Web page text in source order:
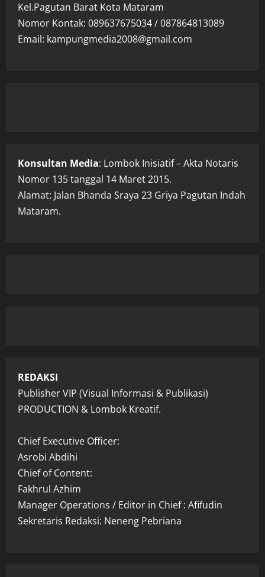
Kel.Pagutan Barat Kota Mataram
Nomor Kontak: 089637675034 / 087864813089
Email: kampungmedia2008@gmail.com
Konsultan Media: Lombok Inisiatif – Akta Notaris
Nomor 135 tanggal 14 Maret 2015.
Alamat: Jalan Bhanda Sraya 23 Griya Pagutan Indah
Mataram.
REDAKSI
Publisher VIP (Visual Informasi & Publikasi)
PRODUCTION & Lombok Kreatif.
Chief Executive Officer:
Asrobi Abdihi
Chief of Content:
Fakhrul Azhim
Manager Operations / Editor in Chief : Afifudin
Sekretaris Redaksi: Neneng Pebriana